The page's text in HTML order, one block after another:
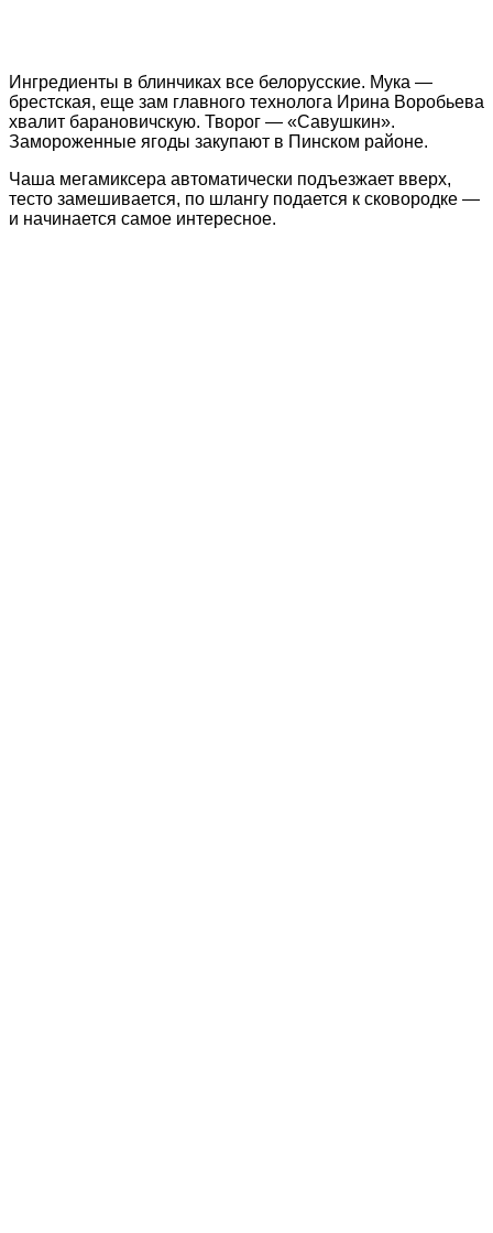
Ингредиенты в блинчиках все белорусские. Мука —
брестская, еще зам главного технолога Ирина Воробьева
хвалит барановичскую. Творог — «Савушкин».
Замороженные ягоды закупают в Пинском районе.
Чаша мегамиксера автоматически подъезжает вверх,
тесто замешивается, по шлангу подается к сковородке —
и начинается самое интересное.